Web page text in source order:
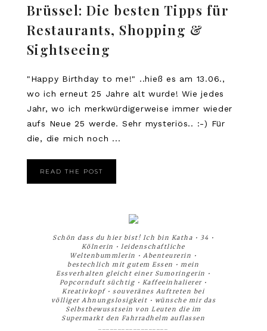
Brüssel: Die besten Tipps für
Restaurants, Shopping &
Sightseeing
"Happy Birthday to me!" ..hieß es am 13.06.,
wo ich erneut 25 Jahre alt wurde! Wie jedes
Jahr, wo ich merkwürdigerweise immer wieder
aufs Neue 25 werde. Sehr mysteriös.. :-) Für
die, die mich noch ...
READ THE POST
Schön dass du hier bist! Ich bin Katha • 34 •
Kölnerin • leidenschaftliche
Weltenbummlerin • Abenteurerin •
bestechlich mit gutem Essen • mein
Essverhalten gleicht einer Sumoringerin •
Popcornduft süchtig • Kaffeeinhalierer •
Kreativkopf • souveränes Auftreten bei
völliger Ahnungslosigkeit • wünsche mir das
Selbstbewusstsein von Leuten die im
Supermarkt den Fahrradhelm auflassen